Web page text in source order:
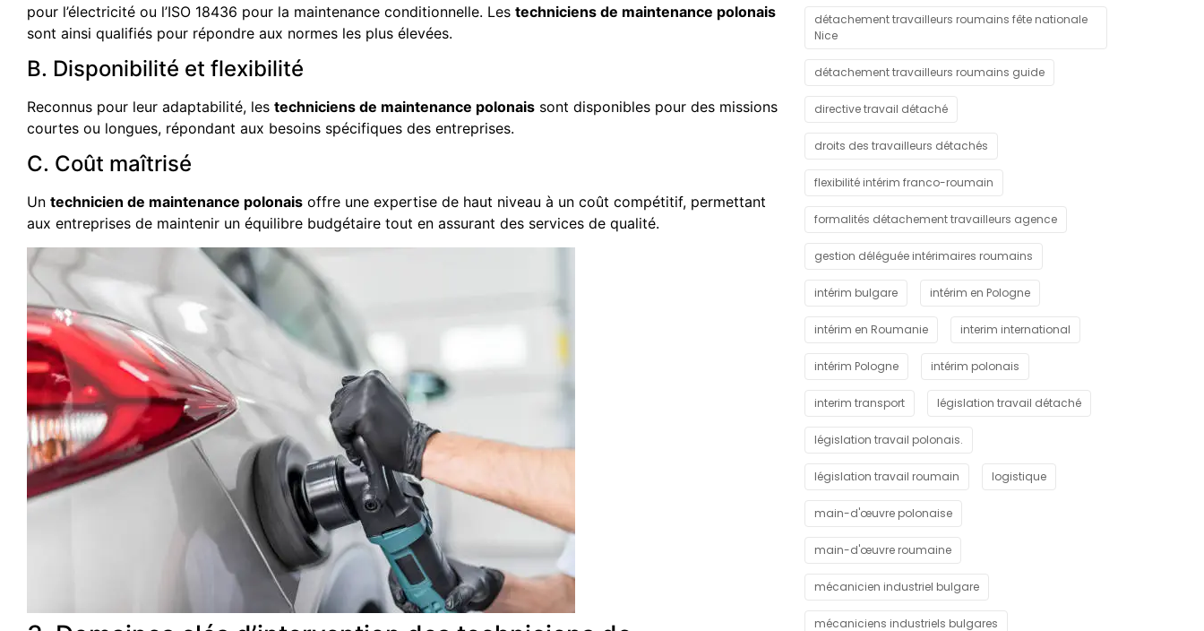
pour l’électricité ou l’ISO 18436 pour la maintenance conditionnelle. Les techniciens de maintenance polonais
sont ainsi qualifiés pour répondre aux normes les plus élevées.
B. Disponibilité et flexibilité
Reconnus pour leur adaptabilité, les techniciens de maintenance polonais sont disponibles pour des missions
courtes ou longues, répondant aux besoins spécifiques des entreprises.
C. Coût maîtrisé
Un technicien de maintenance polonais offre une expertise de haut niveau à un coût compétitif, permettant
aux entreprises de maintenir un équilibre budgétaire tout en assurant des services de qualité.
détachement travailleurs roumains fête nationale
Nice
détachement travailleurs roumains guide
directive travail détaché
droits des travailleurs détachés
flexibilité intérim franco-roumain
formalités détachement travailleurs agence
gestion déléguée intérimaires roumains
intérim bulgare intérim en Pologne
intérim en Roumanie interim international
intérim Pologne intérim polonais
interim transport législation travail détaché
législation travail polonais.
législation travail roumain logistique
main-d'œuvre polonaise
main-d'œuvre roumaine
mécanicien industriel bulgare
mécaniciens industriels bulgares